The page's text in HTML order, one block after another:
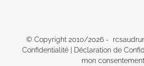
© Copyright 2010/2026 -
Confidentialité| Déclaration de
mon consentement